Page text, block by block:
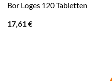
Bor Loges 120 Tabletten
17,61€